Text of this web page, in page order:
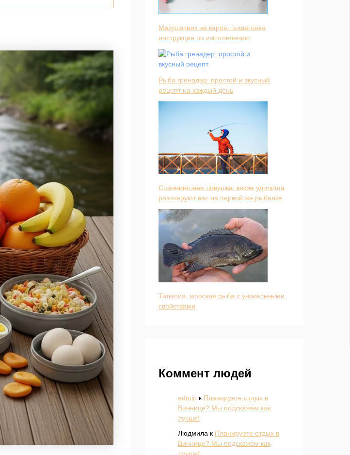
Макушатник на карпа: пошаговая
инструкция по изготовлению
Рыба гренадер: простой и вкусный
рецепт на каждый день
Спиннинговая ловушка: какие удилища
разочаруют вас на первой же рыбалке
Тилапия: морская рыба с уникальными
свойствами
Коммент людей
admin к Планируете отдых в
Виннице? Мы подскажем как
лучше!
Людмила к Планируете отдых в
Виннице? Мы подскажем как